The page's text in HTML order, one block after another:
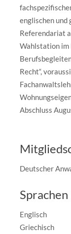
englischen und
Referendariat
Wahlstation im
Recht“,
Abschluss
Deutscher
Sprachen
Englisch
Griechisch